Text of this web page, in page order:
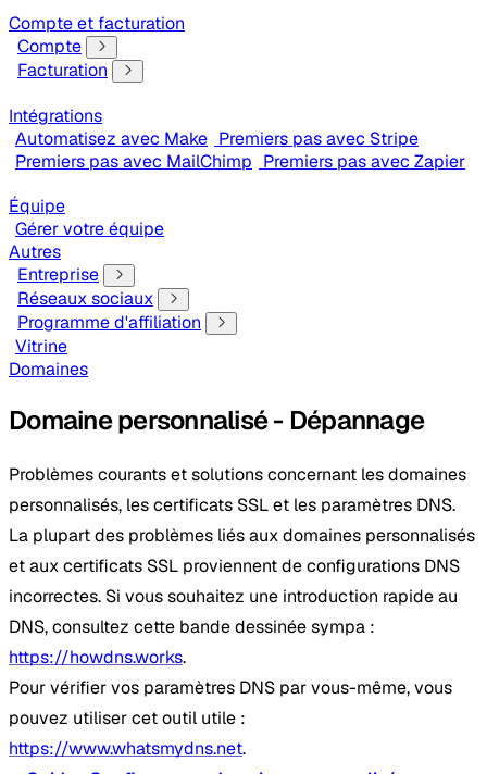
Compte et facturation
Compte
Facturation
Intégrations
Automatisez avec Make Premiers pas avec Stripe
Premiers pas avec MailChimp Premiers pas avec Zapier
Équipe
Gérer votre équipe
Autres
Entreprise
Réseaux sociaux
Programme d'affiliation
Vitrine
Domaines
Domaine personnalisé - Dépannage
Problèmes courants et solutions concernant les domaines
personnalisés, les certificats SSL et les paramètres DNS.
La plupart des problèmes liés aux domaines personnalisés
et aux certificats SSL proviennent de configurations DNS
incorrectes. Si vous souhaitez une introduction rapide au
DNS, consultez cette bande dessinée sympa :
https://howdns.works.
Pour vérifier vos paramètres DNS par vous-même, vous
pouvez utiliser cet outil utile :
https://www.whatsmydns.net.